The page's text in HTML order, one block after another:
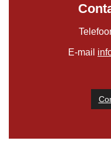
E-mail